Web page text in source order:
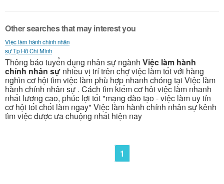
Other searches that may interest you
Việc làm hành chính nhân
sự Tp Hồ Chí Minh
Thông báo tuyển dụng nhân sự ngành Việc làm hành
chính nhân sự nhiều vị trí trên chợ việc làm tốt với hàng
nghìn cơ hội tìm việc làm phù hợp nhanh chóng tại Việc làm
hành chính nhân sự . Cách tìm kiếm cơ hôi việc làm nhanh
nhất lương cao, phúc lợi tốt "mạng đào tạo - việc làm uy tín
cơ hội tốt chốt làm ngay" Việc làm hành chính nhân sự kênh
tìm việc được ưa chuộng nhất hiện nay
1